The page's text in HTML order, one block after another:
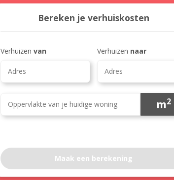
Bereken je verhuiskosten
Verhuizen van Verhuizen naar
m2
Maak een berekening
Indicatieprijs:
m2 km
Vergelijk verhuisbedrijven